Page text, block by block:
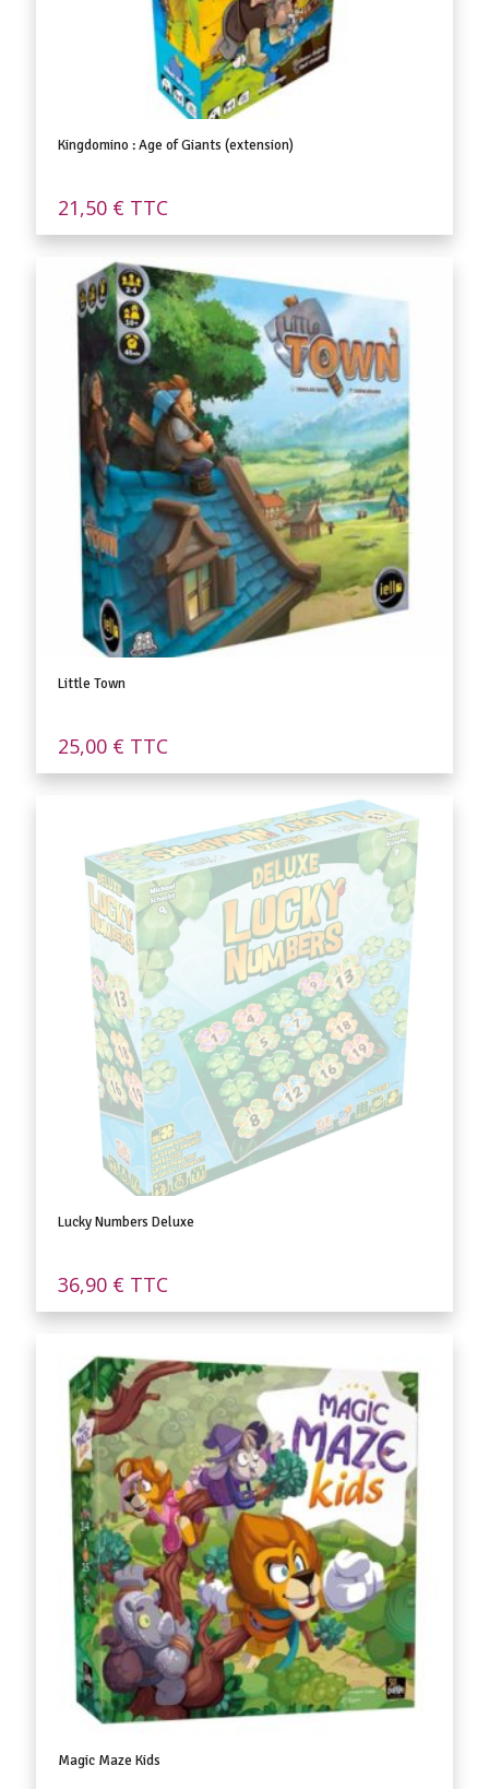
Kingdomino : Age of Giants (extension)
21,50 € TTC
Little Town
25,00 € TTC
Lucky Numbers Deluxe
36,90 € TTC
Magic Maze Kids